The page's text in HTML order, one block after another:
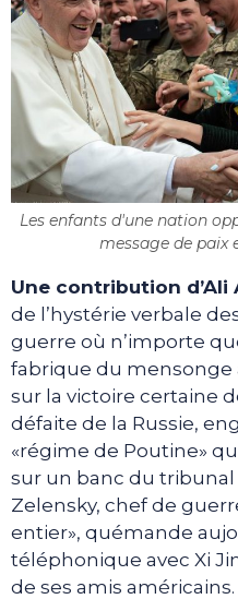
Les enfants d'une nation
message de paix
Une contribution d’Ali
de l’hystérie verbale
guerre où n’importe
fabrique du
sur la victoire certaine
défaite de la Russie,
«régime de Poutine»
sur un banc du
Zelensky, chef de
entier», quémande
téléphonique avec Xi
de ses amis